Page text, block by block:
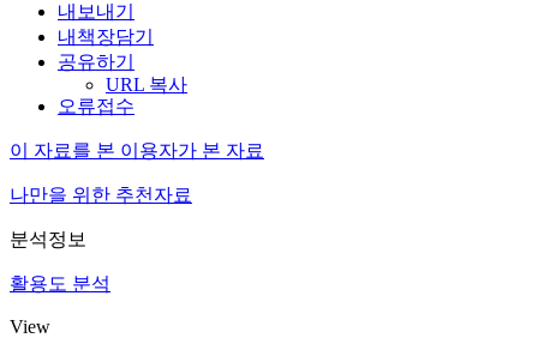
내보내기
내책장담기
공유하기
URL 복사
오류접수
이 자료를 본 이용자가 본 자료
나만을 위한 추천자료
분석정보
활용도 분석
View